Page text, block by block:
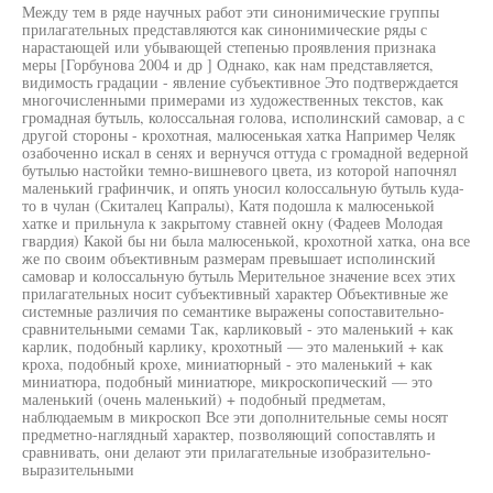
Между тем в ряде научных работ эти синонимические группы
прилагательных представляются как синонимические ряды с
нарастающей или убывающей степенью проявления признака
меры [Горбунова 2004 и др ] Однако, как нам представляется,
видимость градации - явление субъективное Это подтверждается
многочисленными примерами из художественных текстов, как
громадная бутыль, колоссальная голова, исполинский самовар, а с
другой стороны - крохотная, малюсенькая хатка Например Челяк
озабоченно искал в сенях и вернучся оттуда с громадной ведерной
бутылью настойки темно-вишневого цвета, из которой напочнял
маленький графинчик, и опять уносил колоссальную бутыль куда-
то в чулан (Скиталец Капралы), Катя подошла к малюсенькой
хатке и прильнула к закрытому ставней окну (Фадеев Молодая
гвардия) Какой бы ни была малюсенькой, крохотной хатка, она все
же по своим объективным размерам превышает исполинский
самовар и колоссальную бутыль Мерительное значение всех этих
прилагательных носит субъективный характер Объективные же
системные различия по семантике выражены сопоставительно-
сравнительными семами Так, карликовый - это маленький + как
карлик, подобный карлику, крохотный — это маленький + как
кроха, подобный крохе, миниатюрный - это маленький + как
миниатюра, подобный миниатюре, микроскопический — это
маленький (очень маленький) + подобный предметам,
наблюдаемым в микроскоп Все эти дополнительные семы носят
предметно-наглядный характер, позволяющий сопоставлять и
сравнивать, они делают эти прилагательные изобразительно-
выразительными